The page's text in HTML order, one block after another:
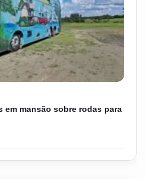
em mansão sobre rodas para